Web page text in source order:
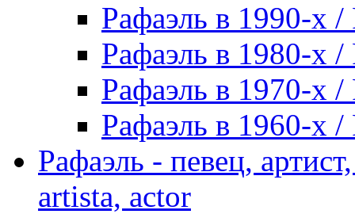
Рафаэль в 1990-х /
Рафаэль в 1980-х /
Рафаэль в 1970-х /
Рафаэль в 1960-х /
Рафаэль - певец,
artista, actor